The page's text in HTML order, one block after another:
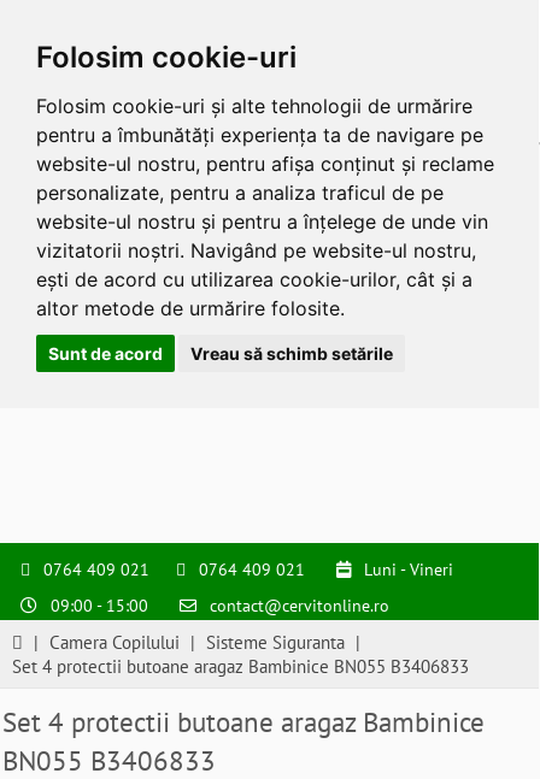
Folosim cookie-uri
Folosim cookie-uri și alte tehnologii de urmărire
pentru a îmbunătăți experiența ta de navigare pe
website-ul nostru, pentru afișa conținut și reclame
personalizate, pentru a analiza traficul de pe
website-ul nostru și pentru a înțelege de unde vin
vizitatorii noștri. Navigând pe website-ul nostru,
ești de acord cu utilizarea cookie-urilor, cât și a
altor metode de urmărire folosite.
Sunt de acord Vreau să schimb setările
0764 409 021 0764 409 021
Luni - Vineri
09:00 - 15:00
contact@cervitonline.ro
| Camera Copilului | Sisteme Siguranta |
Set 4 protectii butoane aragaz Bambinice BN055 B3406833
Set 4 protectii butoane aragaz Bambinice
BN055 B3406833